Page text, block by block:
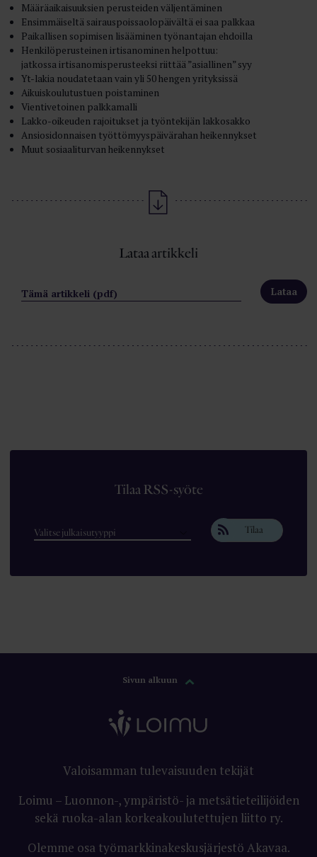
Määräaikaisuuksien perusteiden väljentäminen
Ensimmäiseltä sairauspoissaolopäivältä ei saa palkkaa
Paikallisen sopimisen lisääminen työnantajan ehdoilla
Henkilöperusteinen irtisanominen helpottuu:
jatkossa irtisanomisperusteeksi riittää ”asiallinen” syy
Yt-lakia noudatetaan vain yli 50 hengen yrityksissä
Aikuiskoulutustuen poistaminen
Vientivetoinen palkkamalli
Lakko-oikeuden rajoitukset ja työntekijän lakkosakko
Ansiosidonnaisen työttömyyspäivärahan heikennykset
Muut sosiaaliturvan heikennykset
Lataa artikkeli
Tämä artikkeli (pdf)
Tilaa RSS-syöte
Tilaa
Sivun alkuun
Valoisamman tulevaisuuden tekijät
Loimu – Luonnon-, ympäristö- ja metsätieteilijöiden
sekä ruoka-alan korkeakoulutettujen liitto ry.
Olemme osa työmarkkinakeskusjärjestö Akavaa.